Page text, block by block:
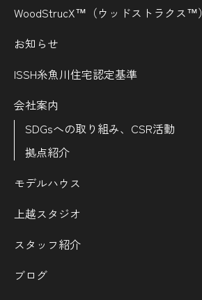
WoodStrucX™（ウッドストラクス™）
お知らせ
ISSH糸魚川住宅認定基準
会社案内
SDGsへの取り組み、CSR活動
拠点紹介
モデルハウス
上越スタジオ
スタッフ紹介
ブログ